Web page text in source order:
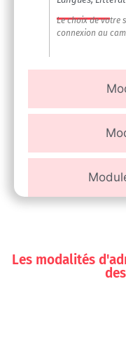
Le choix de votre
connexion au
Les modalités